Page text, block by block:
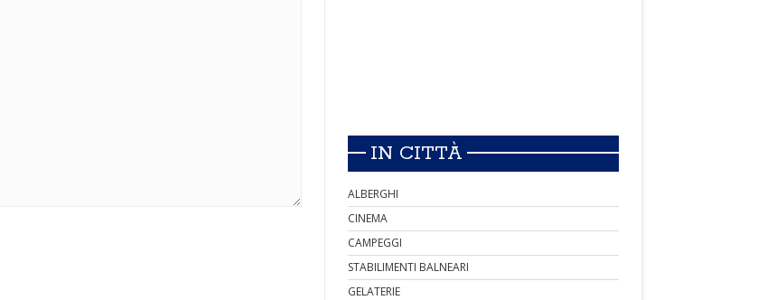
IN CITTÀ
ALBERGHI
CINEMA
CAMPEGGI
STABILIMENTI BALNEARI
GELATERIE